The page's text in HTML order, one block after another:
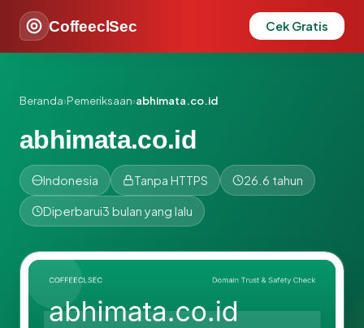
CoffeeclSec Cek Gratis
Beranda›Pemeriksaan›abhimata.co.id
abhimata.co.id
Indonesia Tanpa HTTPS 26.6 tahun
Diperbarui3 bulan yang lalu